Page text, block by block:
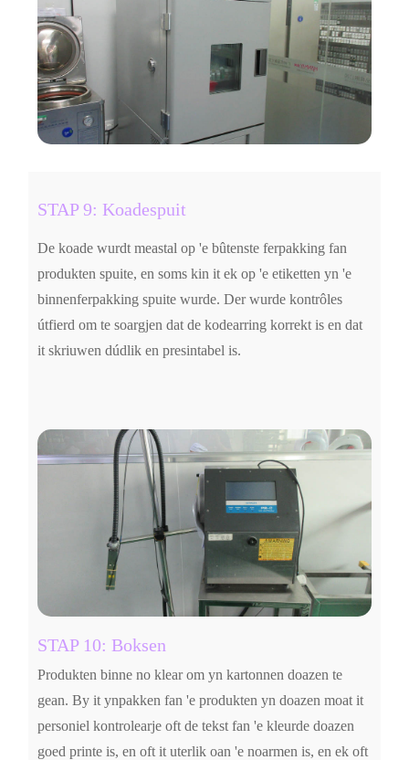
STAP 9: Koadespuit
De koade wurdt meastal op 'e bûtenste ferpakking fan
produkten spuite, en soms kin it ek op 'e etiketten yn 'e
binnenferpakking spuite wurde. Der wurde kontrôles
útfierd om te soargjen dat de kodearring korrekt is en dat
it skriuwen dúdlik en presintabel is.
STAP 10: Boksen
Produkten binne no klear om yn kartonnen doazen te
gean. By it ynpakken fan 'e produkten yn doazen moat it
personiel kontrolearje oft de tekst fan 'e kleurde doazen
goed printe is, en oft it uterlik oan 'e noarmen is, en ek oft